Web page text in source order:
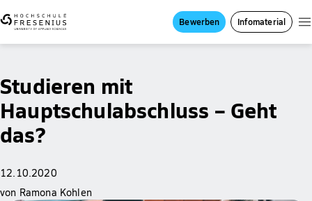
Bewerben Infomaterial
Studieren mit
Hauptschulabschluss – Geht
das?
12.10.2020
von Ramona Kohlen